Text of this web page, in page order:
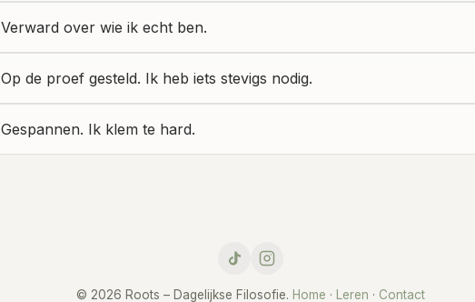
Verward over wie ik echt ben.
Op de proef gesteld. Ik heb iets stevigs nodig.
Gespannen. Ik klem te hard.
© 2026 Roots – Dagelijkse Filosofie. Home · Leren · Contact